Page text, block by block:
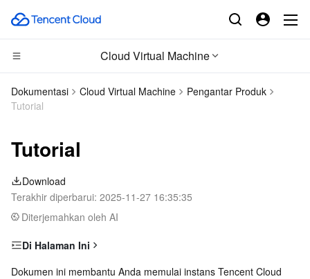
Cloud Virtual Machine
CDN dan platform edge
Tencent Cloud EdgeOne
Content Delivery Network
Enterprise Content Delivery Network
Anti-DDoS
Secure Content Delivery Network
Komputasi
Cloud Virtual Machine
Tencent Cloud Lighthouse
BM Cloud Physical Machine
Cloud GPU Service
Edge Computing
Edge Computing Machine
Komputasi Kinerja Tinggi
Batch Compute
Hyper Computing Cluster
Kontainer
Tencent Kubernetes Engine
Awan terdistribusi
Dokumentasi Cloud Virtual Machine
Pengantar Produk
Tutorial
Tutorial
Download
Terakhir diperbarui: 2025-11-27 16:35:35
Diterjemahkan oleh AI
Di Halaman Ini
1. Ikhtisar
Dokumen ini membantu Anda memulai instans Tencent Cloud